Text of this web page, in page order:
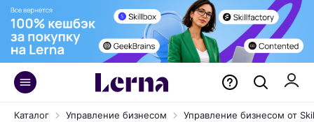
Каталог Управление бизнесом Управление бизнесом от